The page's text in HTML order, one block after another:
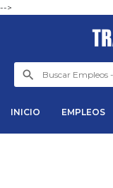
-->
INICIO EMPLEOS